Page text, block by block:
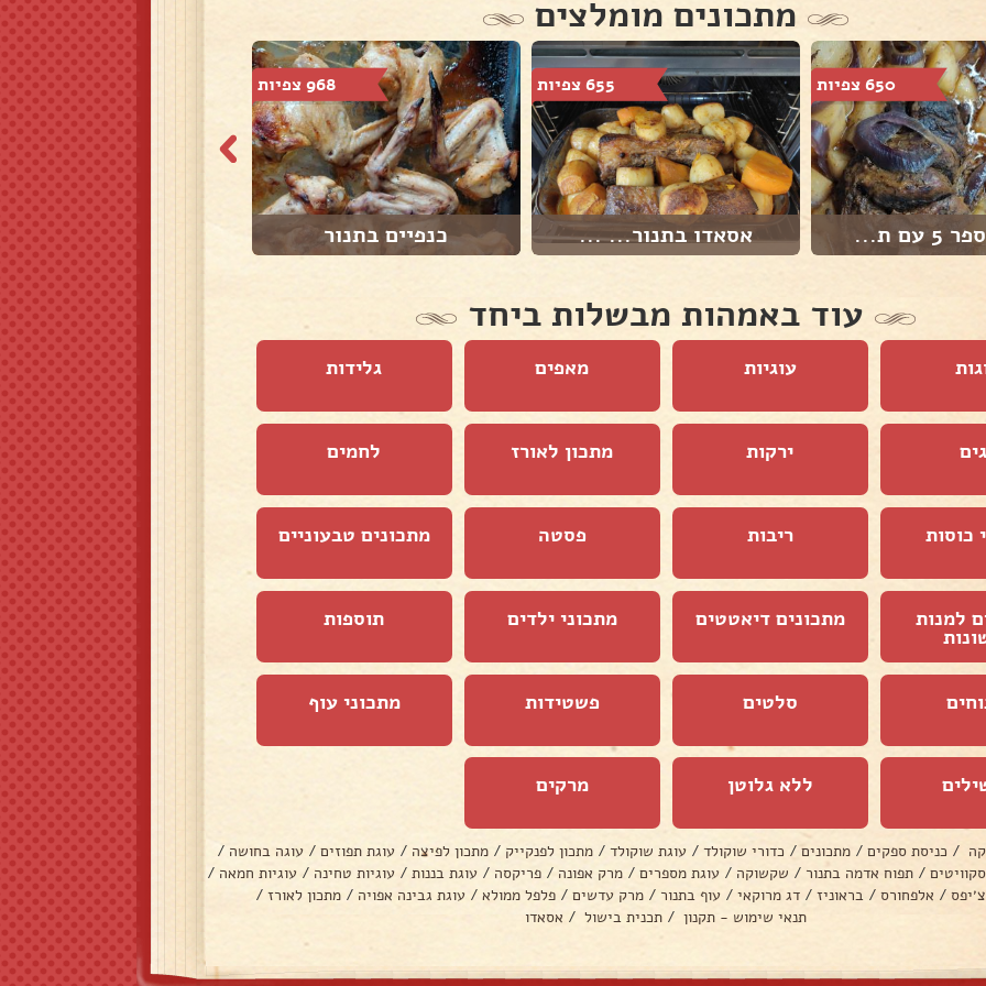
מתכונים מומלצים
650 צפיות
ת...
655 צפיות
אסאדו בתנור... ...
968 צפיות
כנפיים בתנור
עוד באמהות מבשלות ביחד
עוגיות מאפים גלידות
ירקות מתכון לאורז לחמים
כוסות ריבות פסטה מתכונים טבעוניים
למנות מתכונים דיאטטים מתכוני ילדים תוספות
סלטים פשטידות מתכוני עוף
ללא גלוטן מרקים
/ כניסת ספקים / מתכונים / כדורי שוקולד / עוגת שוקולד / מתכון לפנקייק / מתכון לפיצה / עוגת תפוזים / עוגה בחושה /
/ תפוח אדמה בתנור / שקשוקה / עוגת מספרים / מרק אפונה / פריקסה / עוגת בננות / עוגיות טחינה / עוגיות חמאה /
/ אלפחורס / בראוניז / דג מרוקאי / עוף בתנור / מרק עדשים / פלפל ממולא / עוגת גבינה אפויה / מתכון לאורז /
תנאי שימוש - תקנון / תכנית בישול / אסאדו